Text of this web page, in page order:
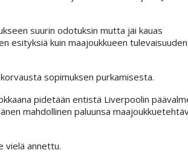
suurin odotuksin mutta jäi kauas
esityksiä kuin maajoukkueen tulevaisuuden
sopimuksen purkamisesta.
pidetään entistä Liverpoolin
mahdollinen paluunsa
vielä annettu.